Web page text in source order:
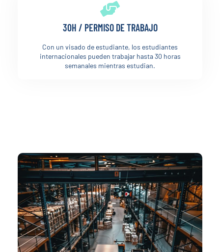
30H / PERMISO DE TRABAJO
Con un visado de estudiante, los estudiantes
internacionales pueden trabajar hasta 30 horas
semanales mientras estudian.